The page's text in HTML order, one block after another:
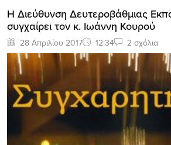
Η Διεύθυνση Δευτεροβάθμιας
συγχαίρει τον κ. Ιωάννη Κουρού
28 Απριλίου 2017 12:34 2 σχόλια